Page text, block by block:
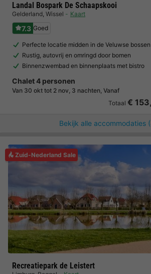
Landal Bospark De Schaapskooi
Gelderland, Wissel Kaart
7.3 Goed
Perfecte locatie midden in de Veluwse bossen
Rustig, autovrij en omringd door bomen
Binnenzwembad en binnenplaats met bistro
Chalet 4 personen
Van 30 okt tot 2 nov, 3 nachten, Vanaf
Totaal €
Bekijk alle accommodaties
Zuid-Nederland Sale
Recreatiepark de Leistert